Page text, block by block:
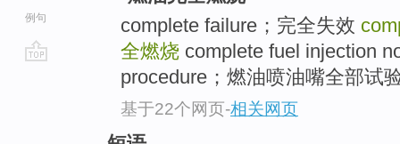
例句
complete failure；完全失效
全燃烧 complete fuel injection
procedure；燃油喷油嘴全部试
基于22个网页-相关网页